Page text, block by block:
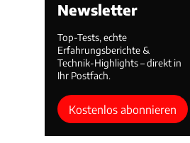
Newsletter
Top-Tests, echte
Erfahrungsberichte &
Technik-Highlights – direkt in
Ihr Postfach.
Kostenlos abonnieren